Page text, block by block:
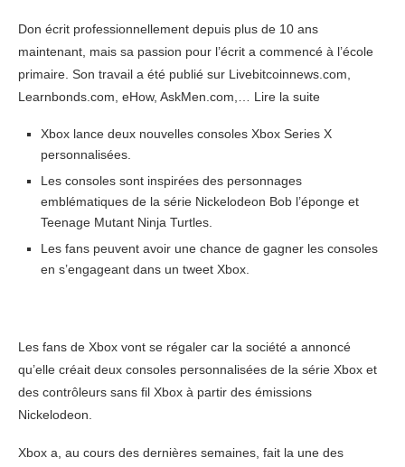
Don écrit professionnellement depuis plus de 10 ans
maintenant, mais sa passion pour l’écrit a commencé à l’école
primaire. Son travail a été publié sur Livebitcoinnews.com,
Learnbonds.com, eHow, AskMen.com,… Lire la suite
Xbox lance deux nouvelles consoles Xbox Series X
personnalisées.
Les consoles sont inspirées des personnages
emblématiques de la série Nickelodeon Bob l’éponge et
Teenage Mutant Ninja Turtles.
Les fans peuvent avoir une chance de gagner les consoles
en s’engageant dans un tweet Xbox.
Les fans de Xbox vont se régaler car la société a annoncé
qu’elle créait deux consoles personnalisées de la série Xbox et
des contrôleurs sans fil Xbox à partir des émissions
Nickelodeon.
Xbox a, au cours des dernières semaines, fait la une des